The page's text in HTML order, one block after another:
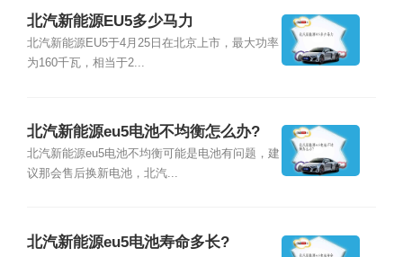
北汽新能源EU5多少马力
北汽新能源EU5于4月25日在北京上市，最大功率
为160千瓦，相当于2...
北汽新能源eu5电池不均衡怎么办?
北汽新能源eu5电池不均衡可能是电池有问题，建
议那会售后换新电池，北汽...
北汽新能源eu5电池寿命多长?